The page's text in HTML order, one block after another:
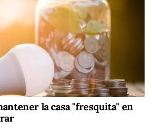
la casa "fresquita" en